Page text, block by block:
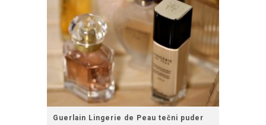
Guerlain Lingerie de Peau tečni puder